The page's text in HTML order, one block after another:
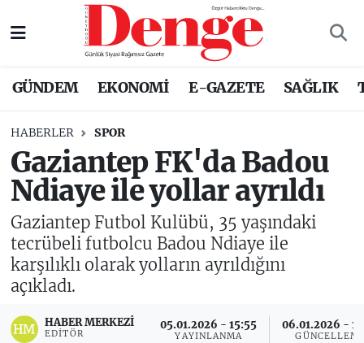
GÜNDEM EKONOMİ E-GAZETE SAĞLIK
HABERLER SPOR
Gaziantep FK'da Badou
Ndiaye ile yollar ayrıldı
Gaziantep Futbol Kulübü, 35 yaşındaki
tecrübeli futbolcu Badou Ndiaye ile
karşılıklı olarak yolların ayrıldığını
açıkladı.
HABER MERKEZI
EDITÖR
05.01.2026 - 15:55
YAYINLANMA
06.01.2026 -
Nöbetçi Eczaneler
Trafik Durumu
Süper Lig Puan Durumu ve Fikstür
Tüm Manşetler
Son Dakika Haberleri